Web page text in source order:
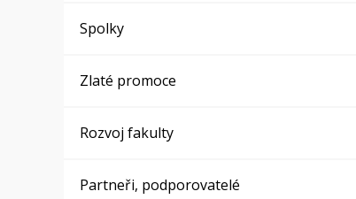
Spolky
Zlaté promoce
Rozvoj fakulty
Partneři, podporovatelé